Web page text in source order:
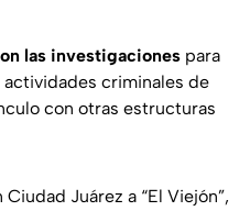
las investigaciones para
criminales de
con otras estructuras
Juárez a “El Viejón”,